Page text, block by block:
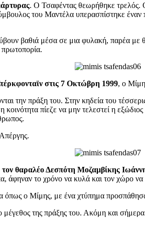
. Ο Τσαφέντας θεωρήθηκε τρελός. Ο
του Μαντέλα υπερασπίστηκε
βαθιά μέσα σε μια φυλακή, παρέα με
πρωτοπορία.
στις 7 Οκτώβρη 1999, ο
την πράξη του. Στην κηδεία του
κοινότητα πίεζε να μην τελεστεί η
θαραλέο Δεσπότη Μοζαμβίκης
άφηναν το χρόνο να κυλά και τον χώρο να
ο Μίμης, με ένα χτύπημα
της πράξης του. Ακόμη και